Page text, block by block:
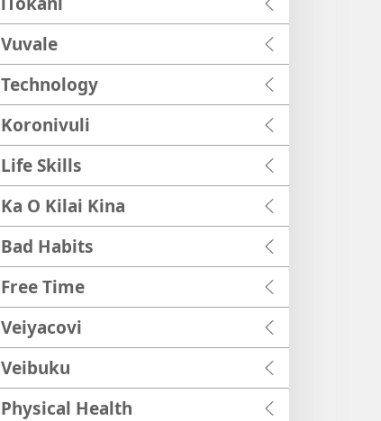
Vuvale
Technology
Koronivuli
Life Skills
Ka O Kilai Kina
Bad Habits
Free Time
Veiyacovi
Veibuku
Physical Health